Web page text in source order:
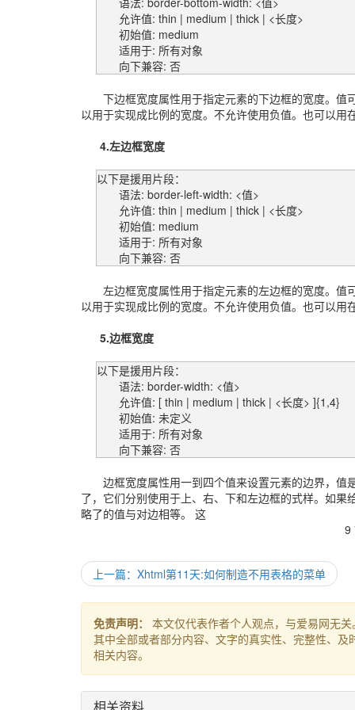
允许值: thin | medium | thick | <长度>
初始值: medium
适用于: 所有对象
向下兼容: 否
下边框宽度属性用于指定元素的下边框的宽度。值
以用于实现成比例的宽度。不允许使用负值。也可以
4.左边框宽度
以下是援用片段：
语法: border-left-width: <值>
允许值: thin | medium | thick | <长度>
初始值: medium
适用于: 所有对象
向下兼容: 否
左边框宽度属性用于指定元素的左边框的宽度。值
以用于实现成比例的宽度。不允许使用负值。也可以
5.边框宽度
以下是援用片段：
语法: border-width: <值>
允许值: [ thin | medium | thick | <长度> ]{1,4}
初始值: 未定义
适用于: 所有对象
向下兼容: 否
边框宽度属性用一到四个值来设置元素的边界，值
了，它们分别使用于上、右、下和左边框的式样。如
略了的值与对边相等。 这
9
上一篇：Xhtml第11天:如何制造不用表格的菜单
免责声明：
本文仅代表作者个人观点，与爱易网无
其中全部或者部分内容、文字的真实性、完整性、
相关内容。